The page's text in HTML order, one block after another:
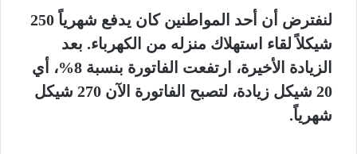
لنفترض أن أحد المواطنين كان يدفع شهرياً 250
شيكلاً لقاء استهلاك منزله من الكهرباء. بعد
الزيادة الأخيرة، ارتفعت الفاتورة بنسبة 8%، أي
20 شيكل زيادة، لتصبح الفاتورة الآن 270 شيكل
شهرياً.